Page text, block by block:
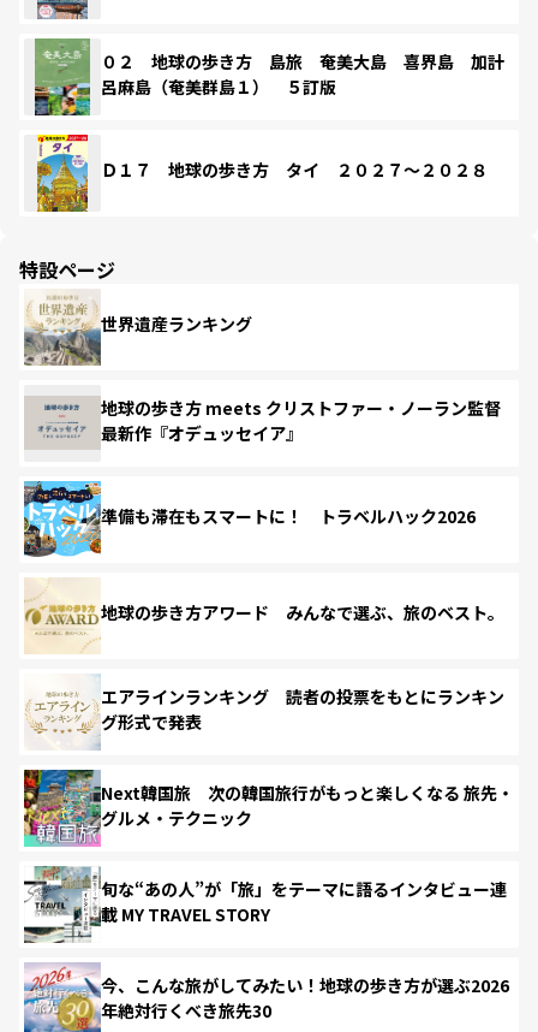
０２ 地球の歩き方 島旅 奄美大島 喜界島 加計
呂麻島（奄美群島１） ５訂版
Ｄ１７ 地球の歩き方 タイ ２０２７～２０２８
特設ページ
世界遺産ランキング
地球の歩き方 meets クリストファー・ノーラン監督
最新作『オデュッセイア』
準備も滞在もスマートに！ トラベルハック2026
地球の歩き方アワード みんなで選ぶ、旅のベスト。
エアラインランキング 読者の投票をもとにランキン
グ形式で発表
Next韓国旅 次の韓国旅行がもっと楽しくなる 旅先・
グルメ・テクニック
旬な“あの人”が「旅」をテーマに語るインタビュー連
載 MY TRAVEL STORY
今、こんな旅がしてみたい！地球の歩き方が選ぶ2026
年絶対行くべき旅先30